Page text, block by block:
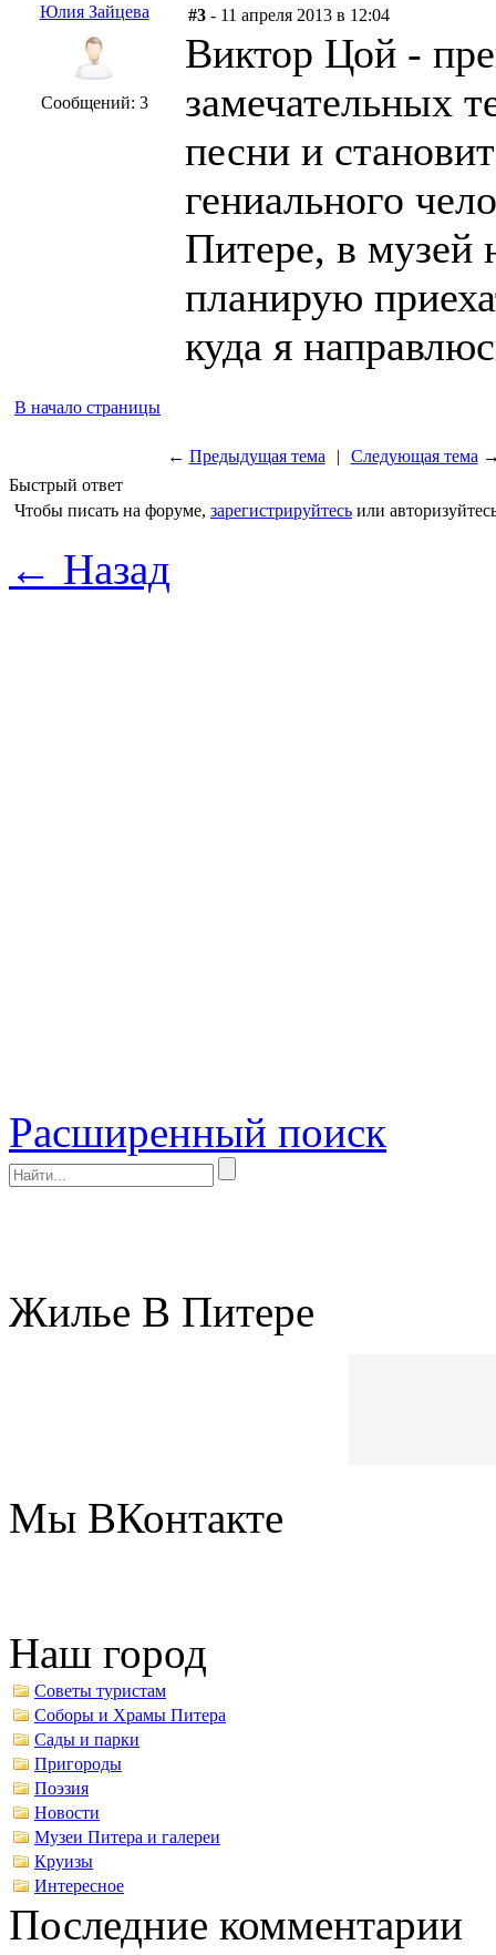
Юлия Зайцева
Сообщений: 3
#3 - 11 апреля 2013 в 12:04
Виктор Цой -
замечательных
песни и
гениального
Питере, в музей
планирую
куда я
В начало страницы
← Предыдущая тема | Следующая тема
Быстрый ответ
Чтобы писать на форуме, зарегистрируйтесь или
← Назад
Расширенный поиск
Жилье В Питере
Мы ВКонтакте
Наш город
Советы туристам
Соборы и Храмы Питера
Сады и парки
Пригороды
Поэзия
Новости
Музеи Питера и галереи
Круизы
Интересное
Последние комментарии